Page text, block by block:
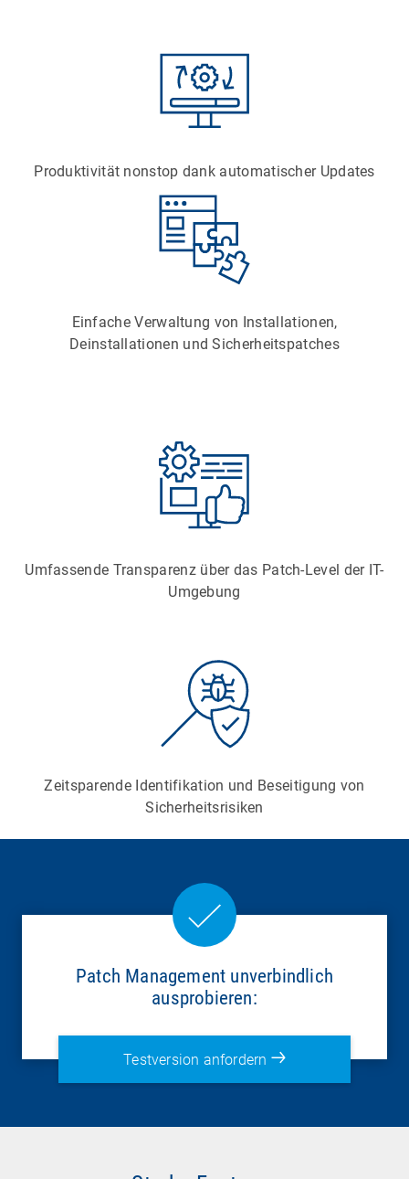
Produktivität nonstop dank automatischer Updates
Einfache Verwaltung von Installationen,
Deinstallationen und Sicherheitspatches
Umfassende Transparenz über das Patch-Level der IT-
Umgebung
Zeitsparende Identifikation und Beseitigung von
Sicherheitsrisiken
Patch Management unverbindlich
ausprobieren:
Testversion anfordern